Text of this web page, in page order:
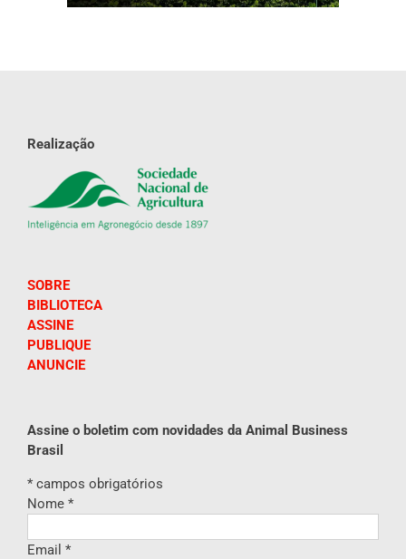
Realização
SOBRE
BIBLIOTECA
ASSINE
PUBLIQUE
ANUNCIE
Assine o boletim com novidades da Animal Business
Brasil
* campos obrigatórios
Nome *
Email *